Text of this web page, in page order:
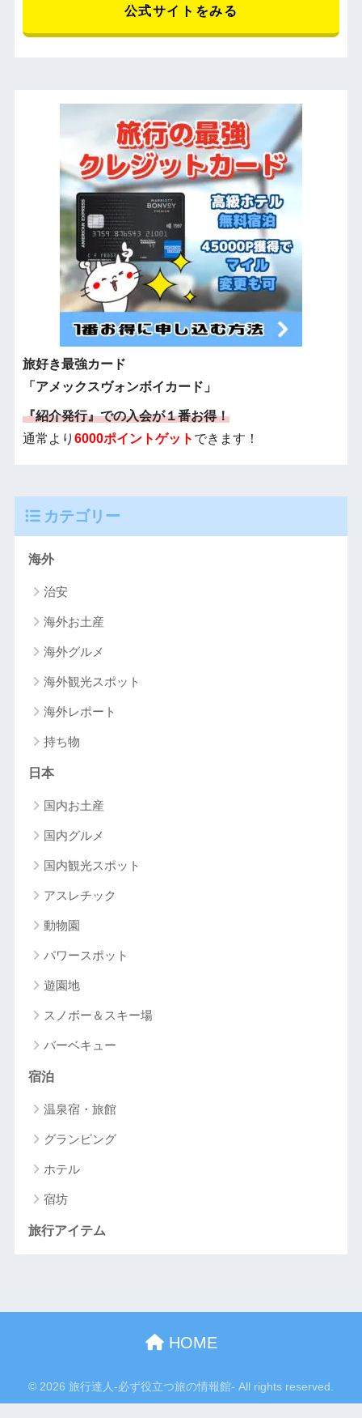
公式サイトをみる
旅好き最強カード
「アメックスヴォンボイカード」
『紹介発行』での入会が１番お得！
通常より 6000ポイントゲット できます！
カテゴリー
海外
治安
海外お土産
海外グルメ
海外観光スポット
海外レポート
持ち物
日本
国内お土産
国内グルメ
国内観光スポット
アスレチック
動物園
パワースポット
遊園地
スノボー＆スキー場
バーベキュー
宿泊
温泉宿・旅館
グランピング
ホテル
宿坊
旅行アイテム
HOME
© 2026 旅行達人-必ず役立つ旅の情報館- All rights reserved.